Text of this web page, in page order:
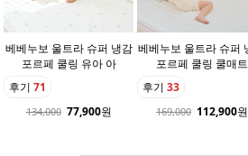
베베누보 울트라 슈퍼 냉감
포르페 쿨링 유아 아
후기71
134,000 77,900원
베베누보 울트라 슈퍼
포르페 쿨링 쿨매트
후기33
169,000 112,900원